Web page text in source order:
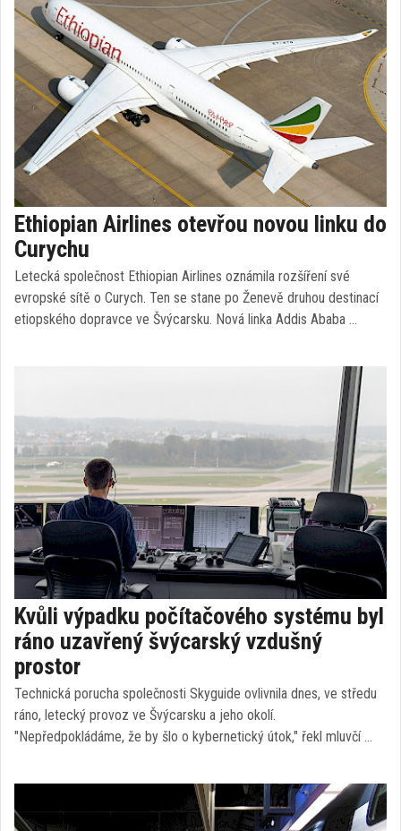
Ethiopian Airlines otevřou novou linku do
Curychu
Letecká společnost Ethiopian Airlines oznámila rozšíření své
evropské sítě o Curych. Ten se stane po Ženevě druhou destinací
etiopského dopravce ve Švýcarsku. Nová linka Addis Ababa …
Kvůli výpadku počítačového systému byl
ráno uzavřený švýcarský vzdušný
prostor
Technická porucha společnosti Skyguide ovlivnila dnes, ve středu
ráno, letecký provoz ve Švýcarsku a jeho okolí.
"Nepředpokládáme, že by šlo o kybernetický útok," řekl mluvčí …